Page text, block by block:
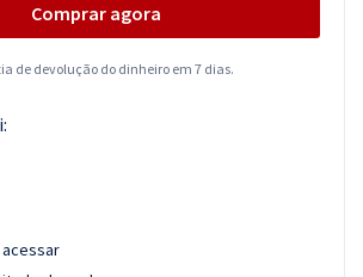
Comprar agora
de devolução do dinheiro em 7 dias.